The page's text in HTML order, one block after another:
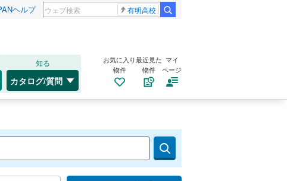
ヘルプ 有明高校
知る
カタログ/質問
お気に入り
物件
最近見た
物件
マイ
ページ